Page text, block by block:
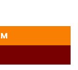
Praktisks un